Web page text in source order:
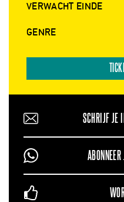
VERWACHT EINDE
GENRE
SCHRIJF JE